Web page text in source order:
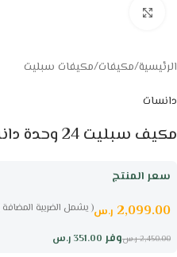
الرئيسية/مكيفات/مكيفات سبليت
دانسات
مكيف سبليت 24 وحدة دانسات – حار / بارد
سعر المنتج
( يشمل الضريبة المضافة 2,099.00 ر.س
وفر 351.00 ر.س 2,450.00 ر.س